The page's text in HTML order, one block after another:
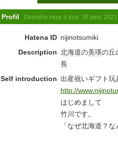
Profil Dernière mise à jour: 30 janv. 2021
Hatena ID nijinotsumiki
Description 北海道の美瑛の丘
長
Self introduction 出産祝いギフト
http://
はじめまして
竹川です。
「なぜ北海道？な